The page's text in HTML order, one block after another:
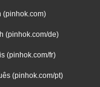
(pinhok.com)
(pinhok.com/de)
(pinhok.com/fr)
(pinhok.com/pt)